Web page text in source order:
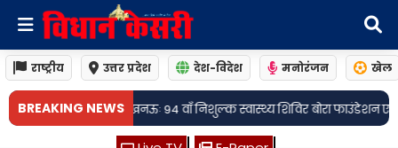
राष्ट्रीय उत्तर प्रदेश देश-विदेश मनोरंजन खेल
BREAKING NEWS
स्वास्थ्य शिविर बोरा फाउंडेशन एवं सेवा अस्पताल द्वारा आयोजित!